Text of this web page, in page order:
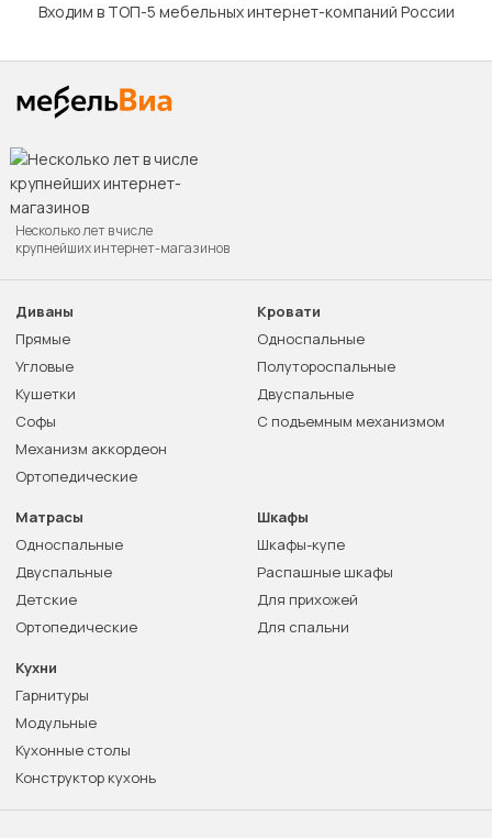
Входим в ТОП-5 мебельных интернет-компаний России
Несколько лет в числе
крупнейших интернет-магазинов
Диваны
Прямые
Угловые
Кушетки
Софы
Механизм аккордеон
Ортопедические
Кровати
Односпальные
Полутороспальные
Двуспальные
С подъемным механизмом
Матрасы
Односпальные
Двуспальные
Детские
Ортопедические
Шкафы
Шкафы-купе
Распашные шкафы
Для прихожей
Для спальни
Кухни
Гарнитуры
Модульные
Кухонные столы
Конструктор кухонь